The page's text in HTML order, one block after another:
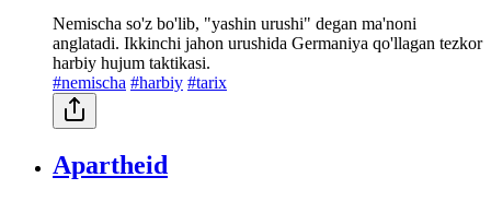
Nemischa so'z bo'lib, "yashin urushi" degan ma'noni
anglatadi. Ikkinchi jahon urushida Germaniya qo'llagan tezkor
harbiy hujum taktikasi.
#nemischa #harbiy #tarix
Apartheid